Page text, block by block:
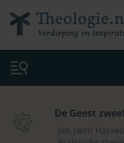
De Geest
Jan Jorrit